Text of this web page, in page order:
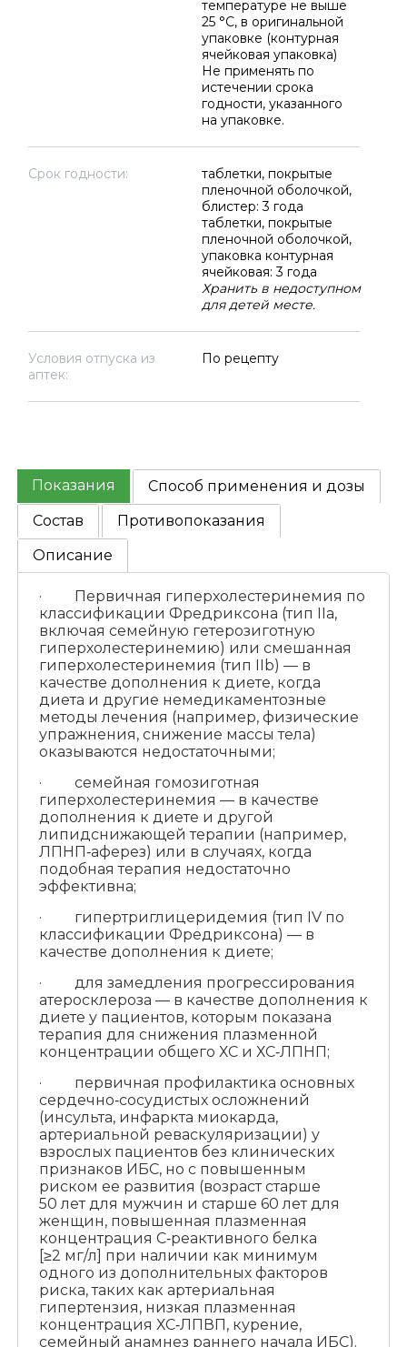
температуре не выше
25 °C, в оригинальной
упаковке (контурная
ячейковая упаковка)
Не применять по
истечении срока
годности, указанного
на упаковке.
Срок годности:
таблетки, покрытые
пленочной оболочкой,
блистер: 3 года
таблетки, покрытые
пленочной оболочкой,
упаковка контурная
ячейковая: 3 года
Хранить в недоступном
для детей месте.
Условия отпуска из
аптек:
По рецепту
Показания
Способ применения и дозы
Состав
Противопоказания
Описание
· Первичная гиперхолестеринемия по
классификации Фредриксона (тип IIa,
включая семейную гетерозиготную
гиперхолестеринемию) или смешанная
гиперхолестеринемия (тип IIb) — в
качестве дополнения к диете, когда
диета и другие немедикаментозные
методы лечения (например, физические
упражнения, снижение массы тела)
оказываются недостаточными;
· семейная гомозиготная
гиперхолестеринемия — в качестве
дополнения к диете и другой
липидснижающей терапии (например,
ЛПНП‑аферез) или в случаях, когда
подобная терапия недостаточно
эффективна;
· гипертриглицеридемия (тип IV по
классификации Фредриксона) — в
качестве дополнения к диете;
· для замедления прогрессирования
атеросклероза — в качестве дополнения к
диете у пациентов, которым показана
терапия для снижения плазменной
концентрации общего ХС и ХС‑ЛПНП;
· первичная профилактика основных
сердечно‑сосудистых осложнений
(инсульта, инфаркта миокарда,
артериальной реваскуляризации) у
взрослых пациентов без клинических
признаков ИБС, но с повышенным
риском ее развития (возраст старше
50 лет для мужчин и старше 60 лет для
женщин, повышенная плазменная
концентрация C‑реактивного белка
[≥2 мг/л] при наличии как минимум
одного из дополнительных факторов
риска, таких как артериальная
гипертензия, низкая плазменная
концентрация ХС‑ЛПВП, курение,
семейный анамнез раннего начала ИБС).